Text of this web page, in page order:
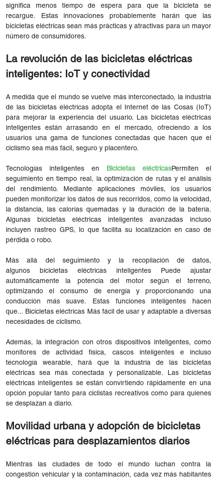
significa menos tiempo de espera para que la bicicleta se
recargue. Estas innovaciones probablemente harán que las
bicicletas eléctricas sean más prácticas y atractivas para un mayor
número de consumidores.
La revolución de las bicicletas eléctricas
inteligentes: IoT y conectividad
A medida que el mundo se vuelve más interconectado, la industria
de las bicicletas eléctricas adopta el Internet de las Cosas (IoT)
para mejorar la experiencia del usuario. Las bicicletas eléctricas
inteligentes están arrasando en el mercado, ofreciendo a los
usuarios una gama de funciones conectadas que hacen que el
ciclismo sea más fácil, seguro y placentero.
Tecnologías inteligentes en Bicicletas eléctricasPermiten el
seguimiento en tiempo real, la optimización de rutas y el análisis
del rendimiento. Mediante aplicaciones móviles, los usuarios
pueden monitorizar los datos de sus recorridos, como la velocidad,
la distancia, las calorías quemadas y la duración de la batería.
Algunas bicicletas eléctricas inteligentes avanzadas incluso
incluyen rastreo GPS, lo que facilita su localización en caso de
pérdida o robo.
Más allá del seguimiento y la recopilación de datos,
algunos bicicletas eléctricas inteligentes Puede ajustar
automáticamente la potencia del motor según el terreno,
optimizando el consumo de energía y proporcionando una
conducción más suave. Estas funciones inteligentes hacen
que... Bicicletas eléctricas Más fácil de usar y adaptable a diversas
necesidades de ciclismo.
Además, la integración con otros dispositivos inteligentes, como
monitores de actividad física, cascos inteligentes e incluso
tecnología wearable, hará que la industria de las bicicletas
eléctricas sea más conectada y personalizable. Las bicicletas
eléctricas inteligentes se están convirtiendo rápidamente en una
opción popular tanto para ciclistas recreativos como para quienes
se desplazan a diario.
Movilidad urbana y adopción de bicicletas
eléctricas para desplazamientos diarios
Mientras las ciudades de todo el mundo luchan contra la
congestión vehicular y la contaminación, cada vez más habitantes